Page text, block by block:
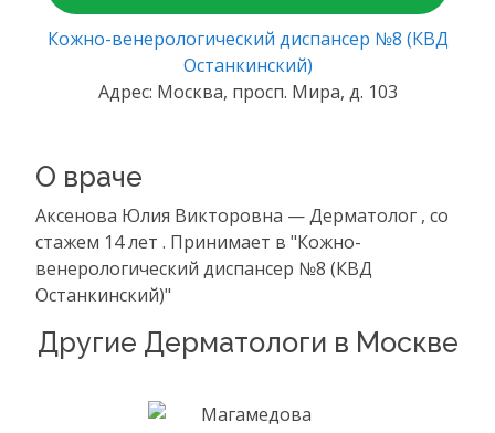
Кожно-венерологический диспансер №8 (КВД
Останкинский)
Адрес: Москва, просп. Мира, д. 103
О враче
Аксенова Юлия Викторовна — Дерматолог , со
стажем 14 лет . Принимает в "Кожно-
венерологический диспансер №8 (КВД
Останкинский)"
Другие Дерматологи в Москве